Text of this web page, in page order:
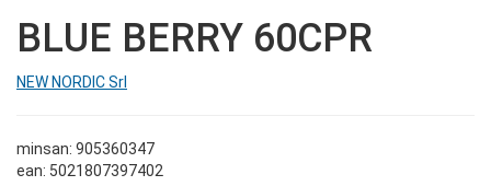
BLUE BERRY 60CPR
NEW NORDIC Srl
minsan: 905360347
ean: 5021807397402